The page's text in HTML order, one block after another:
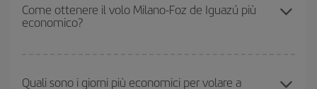
Come ottenere il volo Milano-Foz de Iguazú più
economico?
ottenere il volo più economico se eviti l'alta stagione, acquisti in
Quali sono i giorni più economici per volare a